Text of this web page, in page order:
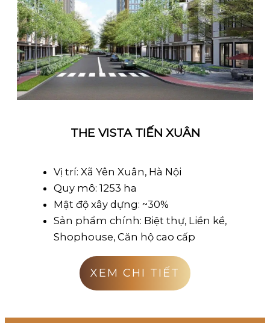
THE VISTA TIẾN XUÂN
Vị trí: Xã Yên Xuân, Hà Nội
Quy mô: 1253 ha
Mật độ xây dựng: ~30%
Sản phẩm chính: Biệt thự, Liền kề,
Shophouse, Căn hộ cao cấp
XEM CHI TIẾT